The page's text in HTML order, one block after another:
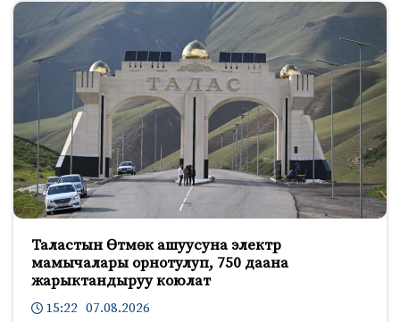
Таластын Өтмөк ашуусуна электр
мамычалары орнотулуп, 750 даана
жарыктандыруу коюлат
15:22 07.08.2026